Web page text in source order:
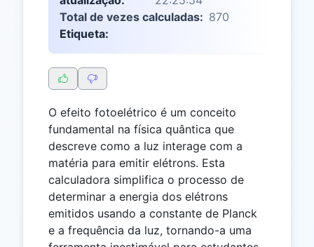
Total de vezes calculadas: 870
Etiqueta:
O efeito fotoelétrico é um conceito
fundamental na física quântica que
descreve como a luz interage com a
matéria para emitir elétrons. Esta
calculadora simplifica o processo de
determinar a energia dos elétrons
emitidos usando a constante de Planck
e a frequência da luz, tornando-a uma